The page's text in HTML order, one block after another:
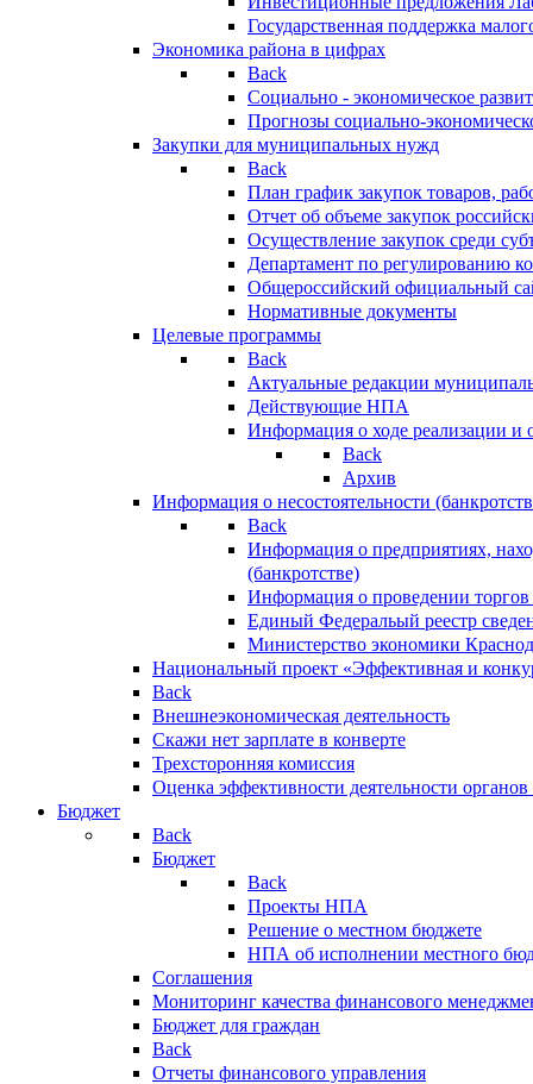
Государственная поддержка
Экономика района в цифрах
Back
Социально - экономическое
Прогнозы социально-
Закупки для муниципальных нужд
Back
План график закупок товаров,
Отчет об объеме закупок
Осуществление закупок среди
Департамент по регулированию
Общероссийский официальный
Нормативные документы
Целевые программы
Back
Актуальные редакции
Действующие НПА
Информация о ходе реализации
Back
Архив
Информация о несостоятельности
Back
Информация о предприятиях,
(банкротстве)
Информация о проведении
Единый Федеральый реестр
Министерство экономики
Национальный проект «Эффективная и
Back
Внешнеэкономическая деятельность
Скажи нет зарплате в конверте
Трехсторонняя комиссия
Оценка эффективности деятельности
Бюджет
Back
Бюджет
Back
Проекты НПА
Решение о местном бюджете
НПА об исполнении местного
Соглашения
Мониторинг качества финансового
Бюджет для граждан
Back
Отчеты финансового управления